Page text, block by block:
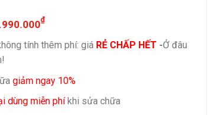
₫
tính thêm phí: giá RẺ CHẤP HẾT -Ở đâu
giảm ngay 10%
dùng miễn phíkhi sửa chữa